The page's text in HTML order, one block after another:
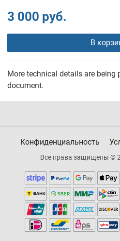
3 000 руб.
В
More technical details are being
document.
Конфиденциальность
Все права защищены ©